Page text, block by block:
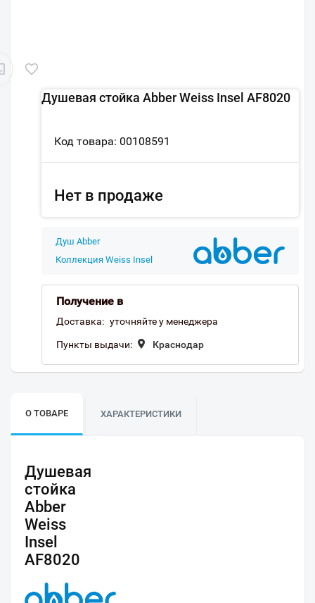
Душевая стойка Abber Weiss Insel AF8020
Код товара: 00108591
Нет в продаже
Душ Abber
Коллекция Weiss Insel
Получение в
Доставка: уточняйте у менеджера
Пункты выдачи: Краснодар
О ТОВАРЕ ХАРАКТЕРИСТИКИ
Душевая
стойка
Abber
Weiss
Insel
AF8020